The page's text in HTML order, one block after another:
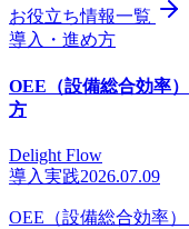
お役立ち情報一覧
導入・進め方
OEE（設備総合効率
方
Delight Flow
導入実践2026.07.09
OEE（設備総合効率